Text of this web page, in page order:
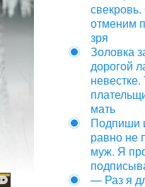
отменим
зря
Золовка
дорогой
мать
Подпиши
равно не
муж. Я
— Раз я